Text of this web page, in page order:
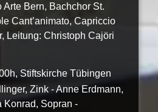
Arte Bern, Bachchor St.
Cant’animato, Capriccio
Leitung: Christoph Cajöri
Stiftskirche Tübingen
Zink - Anne Erdmann,
Konrad, Sopran -